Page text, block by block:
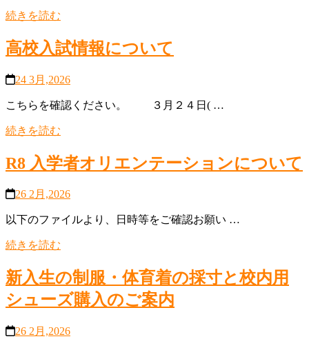
続きを読む
高校入試情報について
24 3月,2026
こちらを確認ください。 ３月２４日( …
続きを読む
R8 入学者オリエンテーションについて
26 2月,2026
以下のファイルより、日時等をご確認お願い …
続きを読む
新入生の制服・体育着の採寸と校内用
シューズ購入のご案内
26 2月,2026